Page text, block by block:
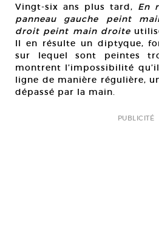
Vingt-six ans plus tard, En
panneau gauche peint
droit peint main droite
Il en résulte un diptyque,
sur lequel sont peintes
montrent l’impossibilité
ligne de manière régulière,
dépassé par la main.
PUBLICITÉ